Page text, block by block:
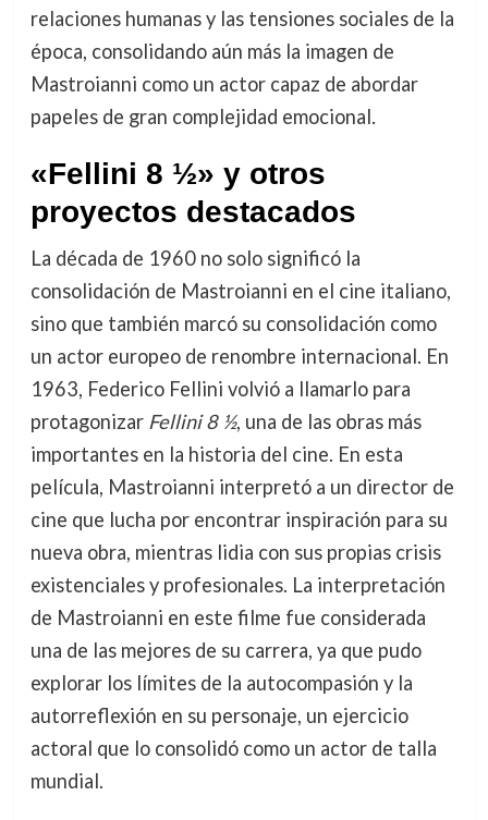
relaciones humanas y las tensiones sociales de la
época, consolidando aún más la imagen de
Mastroianni como un actor capaz de abordar
papeles de gran complejidad emocional.
«Fellini 8 ½» y otros
proyectos destacados
La década de 1960 no solo significó la
consolidación de Mastroianni en el cine italiano,
sino que también marcó su consolidación como
un actor europeo de renombre internacional. En
1963, Federico Fellini volvió a llamarlo para
protagonizar Fellini 8 ½, una de las obras más
importantes en la historia del cine. En esta
película, Mastroianni interpretó a un director de
cine que lucha por encontrar inspiración para su
nueva obra, mientras lidia con sus propias crisis
existenciales y profesionales. La interpretación
de Mastroianni en este filme fue considerada
una de las mejores de su carrera, ya que pudo
explorar los límites de la autocompasión y la
autorreflexión en su personaje, un ejercicio
actoral que lo consolidó como un actor de talla
mundial.